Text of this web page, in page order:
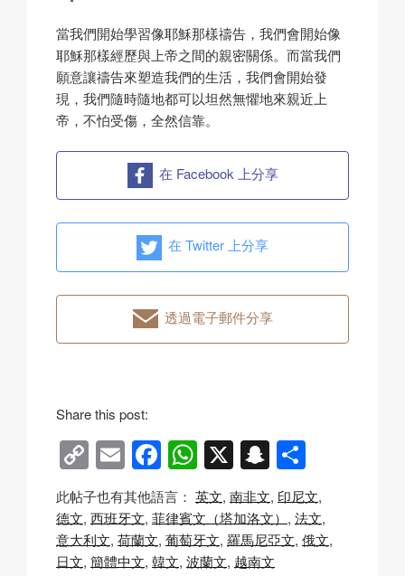
當我們開始學習像耶穌那樣禱告，我們會開始像
耶穌那樣經歷與上帝之間的親密關係。而當我們
願意讓禱告來塑造我們的生活，我們會開始發
現，我們隨時隨地都可以坦然無懼地來親近上
帝，不怕受傷，全然信靠。
在 Facebook 上分享
在 Twitter 上分享
透過電子郵件分享
Share this post:
C
o
p
y
E
m
ail
F
a
c
e
W
h
at
s
X S
n
a
p
享
此帖子也有其他語言： 英文 南非文 印尼文
德文 西班牙文 菲律賓文（塔加洛文）
法文
意大利文 荷蘭文 葡萄牙文 羅馬尼亞文 俄文
日文 簡體中文 韓文 波蘭文 越南文